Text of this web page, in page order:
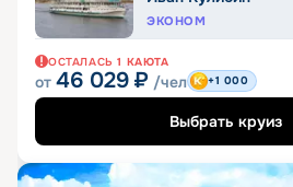
ЭКОНОМ
ОСТАЛАСЬ 1 КАЮТА
от 46 029 ₽ /чел +1 000
Выбрать круиз